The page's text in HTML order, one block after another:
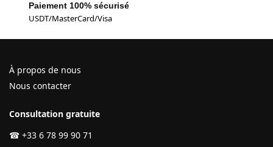
Paiement 100% sécurisé
USDT/MasterCard/Visa
À propos de nous
Nous contacter
Consultation gratuite
☎ +33 6 78 99 90 71